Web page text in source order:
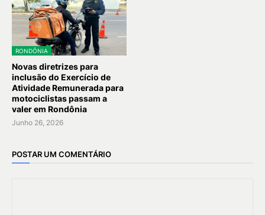
RONDÔNIA
Novas diretrizes para
inclusão do Exercício de
Atividade Remunerada para
motociclistas passam a
valer em Rondônia
Junho 26, 2026
POSTAR UM COMENTÁRIO